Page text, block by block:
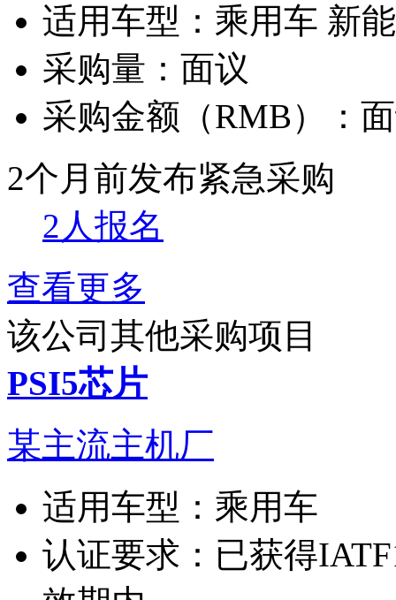
适用车型： 乘用车 新
采购量： 面议
采购金额（RMB）：
2个月前发布紧急采购
2人报名
查看更多
该公司其他采购项目
PSI5芯片
某主流主机厂
适用车型： 乘用车
认证要求： 已获得